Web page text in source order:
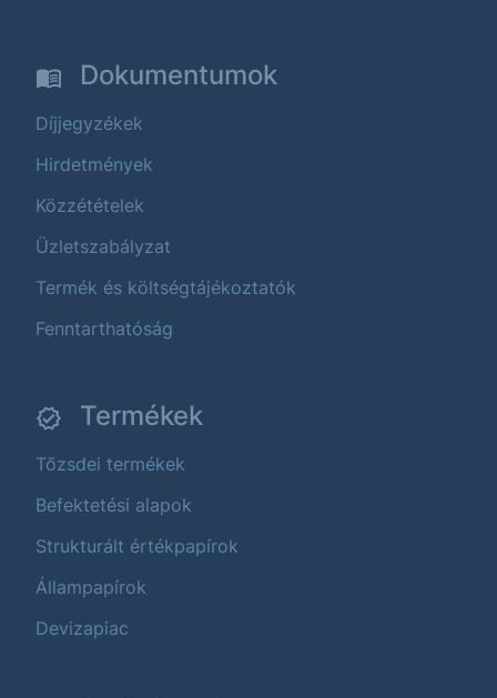
Dokumentumok
Díjjegyzékek
Hirdetmények
Közzétételek
Üzletszabályzat
Termék és költségtájékoztatók
Fenntarthatóság
Termékek
Tőzsdei termékek
Befektetési alapok
Strukturált értékpapírok
Állampapírok
Devizapiac